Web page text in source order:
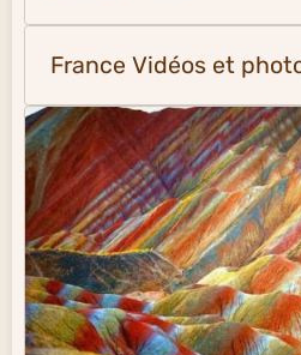
France Vidéos et